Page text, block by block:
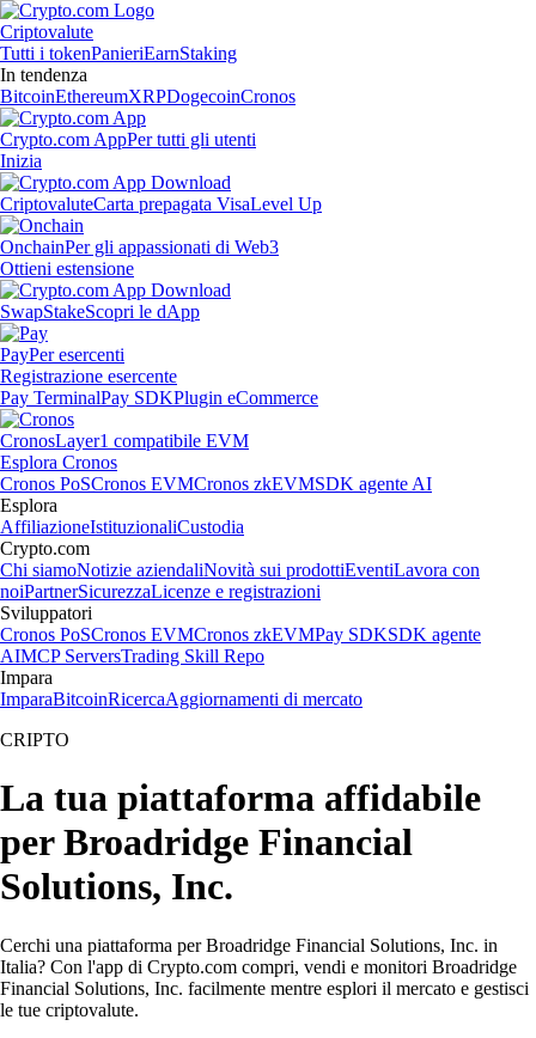
Criptovalute
Tutti i tokenPanieriEarnStaking
In tendenza
BitcoinEthereumXRPDogecoinCronos
Crypto.com AppPer tutti gli utenti
Inizia
CriptovaluteCarta prepagata VisaLevel Up
OnchainPer gli appassionati di Web3
Ottieni estensione
SwapStakeScopri le dApp
PayPer esercenti
Registrazione esercente
Pay TerminalPay SDKPlugin eCommerce
CronosLayer1 compatibile EVM
Esplora Cronos
Cronos PoSCronos EVMCronos zkEVMSDK agente AI
Esplora
AffiliazioneIstituzionaliCustodia
Crypto.com
Chi siamoNotizie aziendaliNovità sui prodottiEventiLavora con
noiPartnerSicurezzaLicenze e registrazioni
Sviluppatori
Cronos PoSCronos EVMCronos zkEVMPay SDKSDK agente
AIMCP ServersTrading Skill Repo
Impara
ImparaBitcoinRicercaAggiornamenti di mercato
CRIPTO
La tua piattaforma affidabile
per Broadridge Financial
Solutions, Inc.
Cerchi una piattaforma per Broadridge Financial Solutions, Inc. in
Italia? Con l'app di Crypto.com compri, vendi e monitori Broadridge
Financial Solutions, Inc. facilmente mentre esplori il mercato e gestisci
le tue criptovalute.